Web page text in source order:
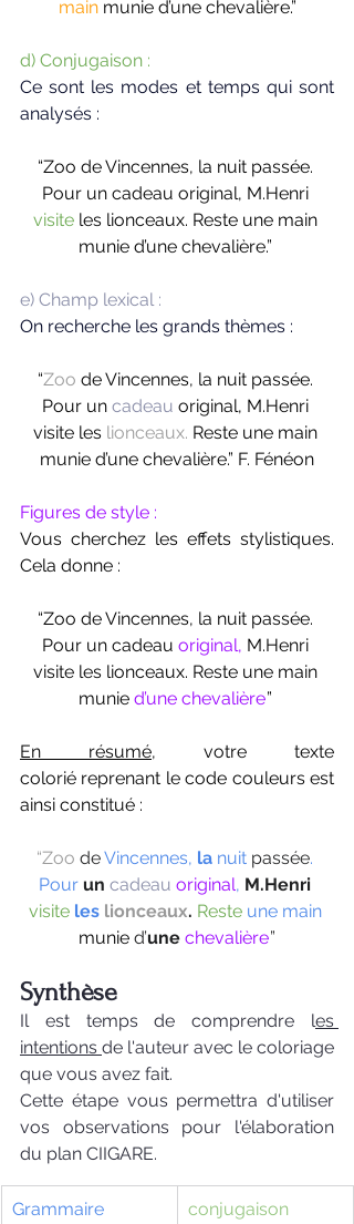
main munie d’une chevalière.”
d) Conjugaison :
Ce sont les modes et temps qui sont
analysés :
“Zoo de Vincennes, la nuit passée.
Pour un cadeau original, M.Henri
visite les lionceaux. Reste une main
munie d’une chevalière.”
e) Champ lexical :
On recherche les grands thèmes :
“Zoo de Vincennes, la nuit passée.
Pour un cadeau original, M.Henri
visite les lionceaux. Reste une main
munie d’une chevalière.” F. Fénéon
Figures de style :
Vous cherchez les effets stylistiques.
Cela donne :
“Zoo de Vincennes, la nuit passée.
Pour un cadeau original, M.Henri
visite les lionceaux. Reste une main
munie d’une chevalière.”
En résumé, votre texte
colorié reprenant le code couleurs est
ainsi constitué :
“Zoo de Vincennes, la nuit passée.
Pour un cadeau original, M.Henri
visite les lionceaux. Reste une main
munie d’une chevalière.”
Synthèse
Il est temps de comprendre les
intentions de l'auteur avec le coloriage
que vous avez fait.
Cette étape vous permettra d'utiliser
vos observations pour l'élaboration
du plan CIIGARE.
Grammaire
conjugaison